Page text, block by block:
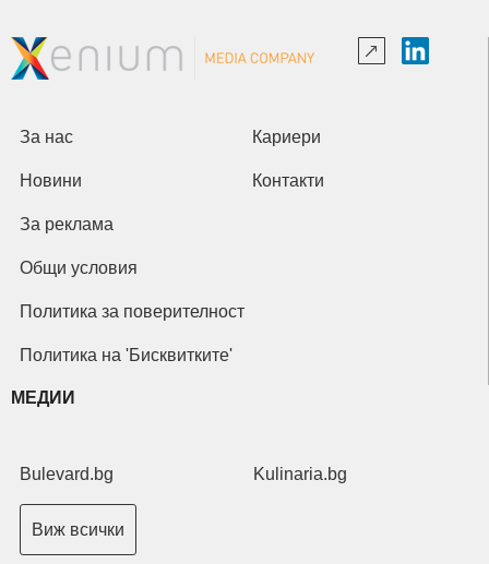
За нас Кариери
Новини Контакти
За реклама
Общи условия
Политика за поверителност
Политика на 'Бисквитките'
МЕДИИ
Bulevard.bg Kulinaria.bg
Виж всички